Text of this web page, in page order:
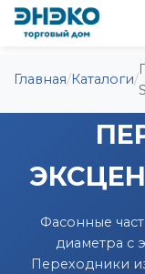
Главная/Каталоги/
Фасонные
диаметра с
Переходники